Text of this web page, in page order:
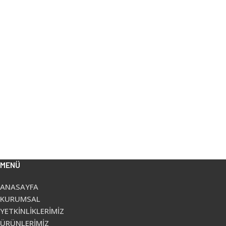
MENÜ
ANASAYFA
KURUMSAL
YETKİNLİKLERİMİZ
ÜRÜNLERİMİZ